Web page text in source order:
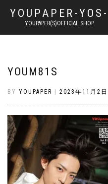
YOUPAPER-YOS-
YOUPAPER(S)OFFICIAL SHOP
YOUM81S
BY YOUPAPER 2023年11月2日